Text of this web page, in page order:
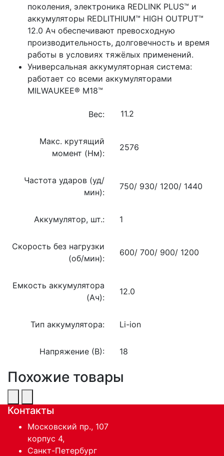
поколения, электроника REDLINK PLUS™ и
аккумуляторы REDLITHIUM™ HIGH OUTPUT™
12.0 Ач обеспечивают превосходную
производительность, долговечность и время
работы в условиях тяжёлых применений.
Универсальная аккумуляторная система:
работает со всеми аккумуляторами
MILWAUKEE® M18™
Вес:
Макс. крутящий
момент (Нм):
2576
Частота ударов (уд/
мин):
750/ 930/ 1200/ 1440
Аккумулятор, шт.: 1
Скорость без нагрузки
(об/мин):
600/ 700/ 900/ 1200
Емкость аккумулятора
(Ач):
12.0
Тип аккумулятора: Li-ion
Напряжение (В): 18
Похожие товары
Контакты
Московский пр., 107
корпус 4,
Санкт-Петербург